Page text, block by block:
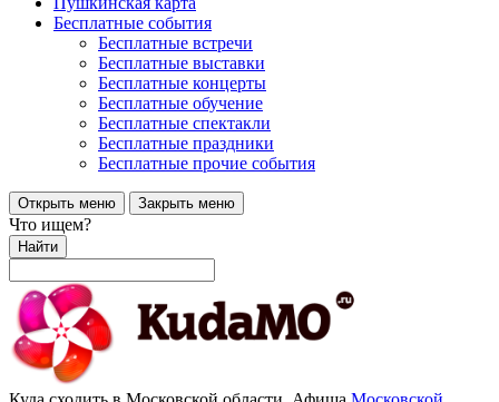
Бесплатные события
Бесплатные встречи
Бесплатные выставки
Бесплатные концерты
Бесплатные обучение
Бесплатные спектакли
Бесплатные праздники
Бесплатные прочие события
Открыть меню Закрыть меню
Что ищем?
Найти